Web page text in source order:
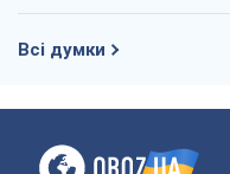
Всі думки